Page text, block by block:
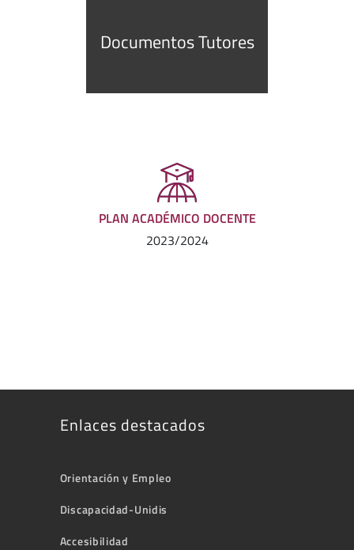
Documentos Tutores
PLAN ACADÉMICO DOCENTE
2023/2024
Enlaces destacados
Orientación y Empleo
Discapacidad-Unidis
Accesibilidad